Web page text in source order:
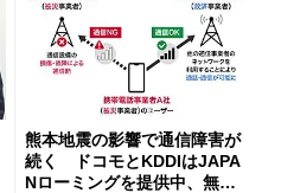
熊本地震の影響で通信障害が
続く ドコモとKDDIはJAPA
Nローミングを提供中、無料